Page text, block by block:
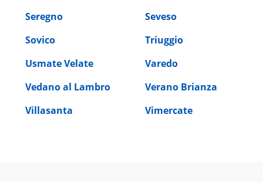
Seregno
Seveso
Sovico
Triuggio
Usmate Velate
Varedo
Vedano al Lambro
Verano Brianza
Villasanta
Vimercate